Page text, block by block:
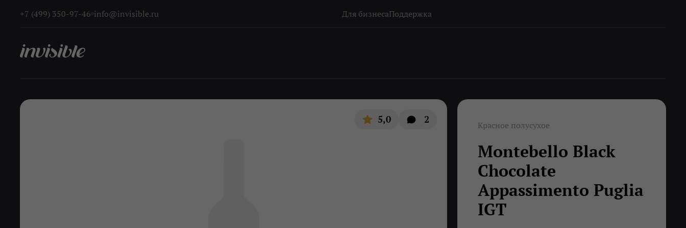
+7 (499) 350-97-46 info@invisible.ru Для бизнесаПоддержка
5,0 2 Красное полусухое
Montebello Black
Chocolate
Appassimento Puglia
IGT